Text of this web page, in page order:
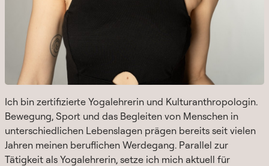
Ich bin zertifizierte Yogalehrerin und Kulturanthropologin.
Bewegung, Sport und das Begleiten von Menschen in
unterschiedlichen Lebenslagen prägen bereits seit vielen
Jahren meinen beruflichen Werdegang. Parallel zur
Tätigkeit als Yogalehrerin, setze ich mich aktuell für